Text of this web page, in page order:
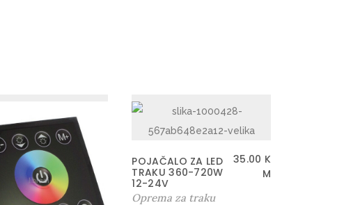
POJAČALO ZA LED
TRAKU 360-720W
12-24V
35.00 K
M
Oprema za traku